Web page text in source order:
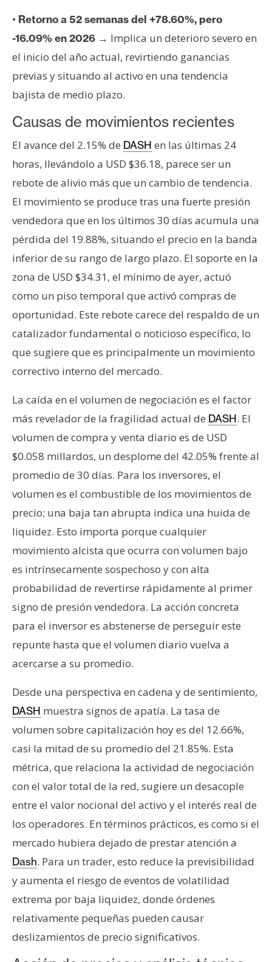
u
r
s
s
C
o
t
a
c
t
y
P
u
b
i
c
i
d
d
• Retorno a 52 semanas del +78.60%, pero
-16.09% en 2026 → Implica un deterioro severo en
el inicio del año actual, revirtiendo ganancias
previas y situando al activo en una tendencia
bajista de medio plazo.
Causas de movimientos recientes
El avance del 2.15% de DASH en las últimas 24
horas, llevándolo a USD $36.18, parece ser un
rebote de alivio más que un cambio de tendencia.
El movimiento se produce tras una fuerte presión
vendedora que en los últimos 30 días acumula una
pérdida del 19.88%, situando el precio en la banda
inferior de su rango de largo plazo. El soporte en la
zona de USD $34.31, el mínimo de ayer, actuó
como un piso temporal que activó compras de
oportunidad. Este rebote carece del respaldo de un
catalizador fundamental o noticioso específico, lo
que sugiere que es principalmente un movimiento
correctivo interno del mercado.
La caída en el volumen de negociación es el factor
más revelador de la fragilidad actual de DASH. El
volumen de compra y venta diario es de USD
$0.058 millardos, un desplome del 42.05% frente al
promedio de 30 días. Para los inversores, el
volumen es el combustible de los movimientos de
precio; una baja tan abrupta indica una huida de
liquidez. Esto importa porque cualquier
movimiento alcista que ocurra con volumen bajo
es intrínsecamente sospechoso y con alta
probabilidad de revertirse rápidamente al primer
signo de presión vendedora. La acción concreta
para el inversor es abstenerse de perseguir este
repunte hasta que el volumen diario vuelva a
acercarse a su promedio.
Desde una perspectiva en cadena y de sentimiento,
DASH muestra signos de apatía. La tasa de
volumen sobre capitalización hoy es del 12.66%,
casi la mitad de su promedio del 21.85%. Esta
métrica, que relaciona la actividad de negociación
con el valor total de la red, sugiere un desacople
entre el valor nocional del activo y el interés real de
los operadores. En términos prácticos, es como si el
mercado hubiera dejado de prestar atención a
Dash. Para un trader, esto reduce la previsibilidad
y aumenta el riesgo de eventos de volatilidad
extrema por baja liquidez, donde órdenes
relativamente pequeñas pueden causar
deslizamientos de precio significativos.